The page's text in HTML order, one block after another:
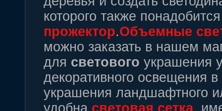
которого также
прожектор.Объемные
можно заказать в нашем
для светового украшения
декоративного освещения
украшения ландшафтного
удобна световая сетка,